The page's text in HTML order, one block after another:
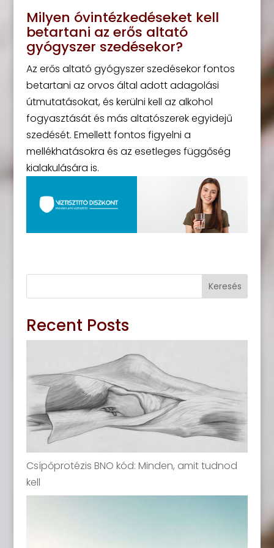
Milyen óvintézkedéseket kell
betartani az erős altató
gyógyszer szedésekor?
Az erős altató gyógyszer szedésekor fontos
betartani az orvos által adott adagolási
útmutatásokat, és kerülni kell az alkohol
fogyasztását és más altatószerek egyidejű
szedését. Emellett fontos figyelni a
mellékhatásokra és az esetleges függőség
kialakulására is.
Keresés
Recent Posts
Csípőprotézis BNO kód: Minden, amit tudnod
kell